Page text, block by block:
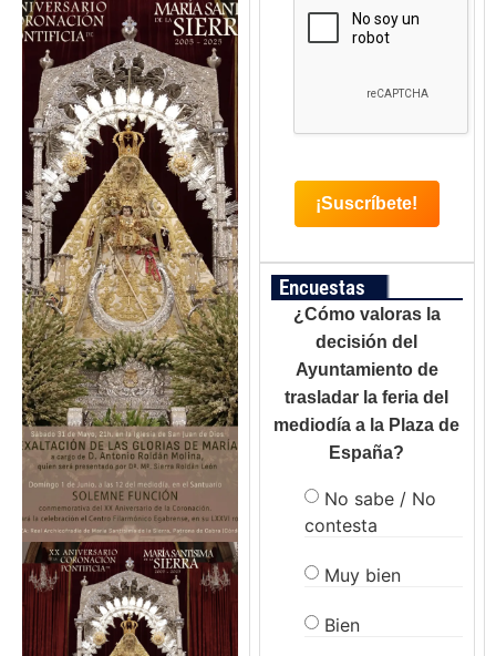
Encuestas
¿Cómo valoras la
decisión del
Ayuntamiento de
trasladar la feria del
mediodía a la Plaza de
España?
No sabe / No
contesta
Muy bien
Bien